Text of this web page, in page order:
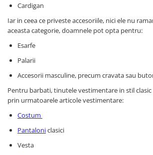
Cardigan
Iar in ceea ce priveste accesoriile, nici ele nu
aceasta categorie, doamnele pot opta pentru:
Esarfe
Palarii
Accesorii masculine, precum cravata sau
Pentru barbati, tinutele vestimentare in stil clasic
prin urmatoarele articole vestimentare:
Costum
Pantaloniclasici
Vesta